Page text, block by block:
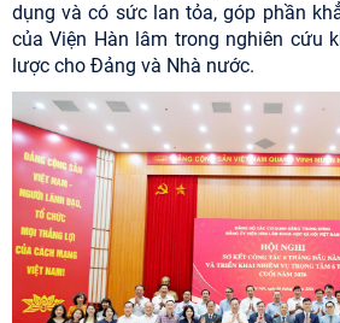
dụng và có sức lan tỏa, góp phần
của Viện Hàn lâm trong nghiên cứu
lược cho Đảng và Nhà nước.